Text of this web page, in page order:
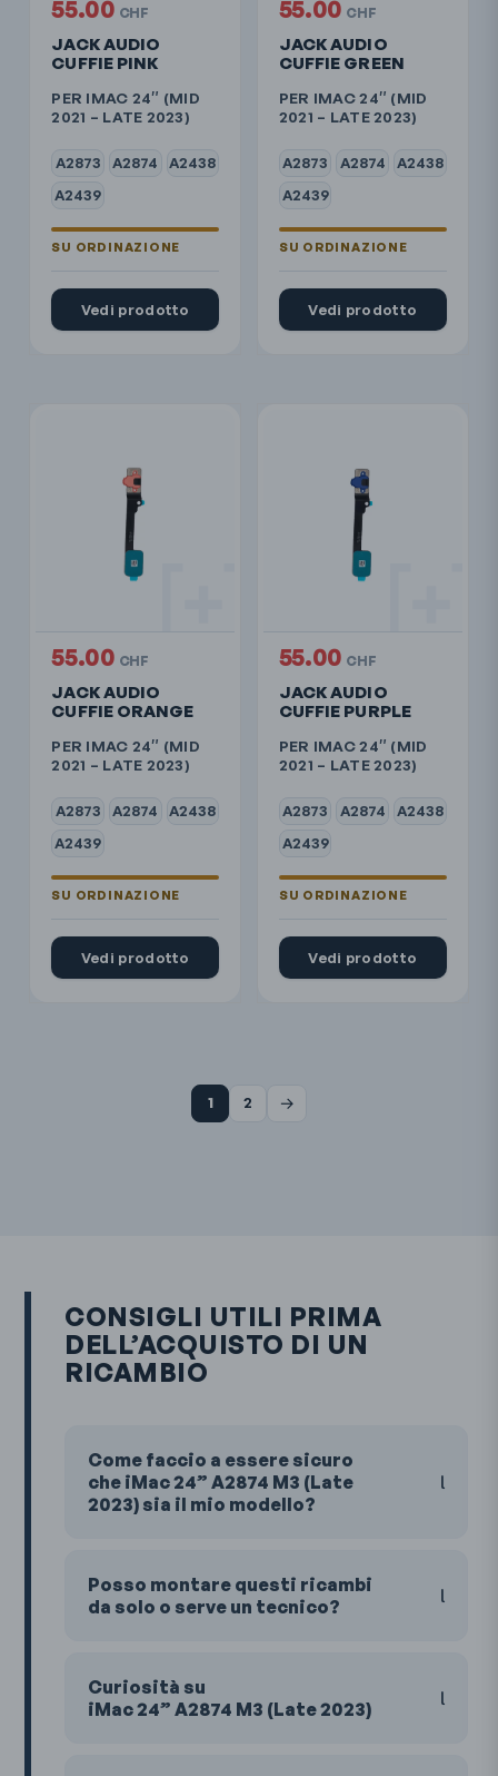
JACK AUDIO
CUFFIE PINK
PER IMAC 24″ (MID
2021 – LATE 2023)
A2873 A2874
A2438
A2439
55.00 CHF
Vedi prodotto
JACK AUDIO
CUFFIE GREEN
PER IMAC 24″ (MID
2021 – LATE 2023)
A2873 A2874
A2438
A2439
55.00 CHF
Vedi prodotto
JACK AUDIO
CUFFIE ORANGE
PER IMAC 24″ (MID
2021 – LATE 2023)
A2873 A2874
A2438
A2439
55.00 CHF
Vedi prodotto
JACK AUDIO
CUFFIE PURPLE
PER IMAC 24″ (MID
2021 – LATE 2023)
A2873 A2874
A2438
A2439
55.00 CHF
Vedi prodotto
1 2 →
CONSIGLI UTILI PRIMA
DELL’ACQUISTO DI UN
RICAMBIO
Come faccio a essere sicuro
che iMac 24” A2874 M3 (Late
2023) sia il mio modello?
Posso montare questi ricambi
da solo o serve un tecnico?
Curiosità su
iMac 24” A2874 M3 (Late 2023)